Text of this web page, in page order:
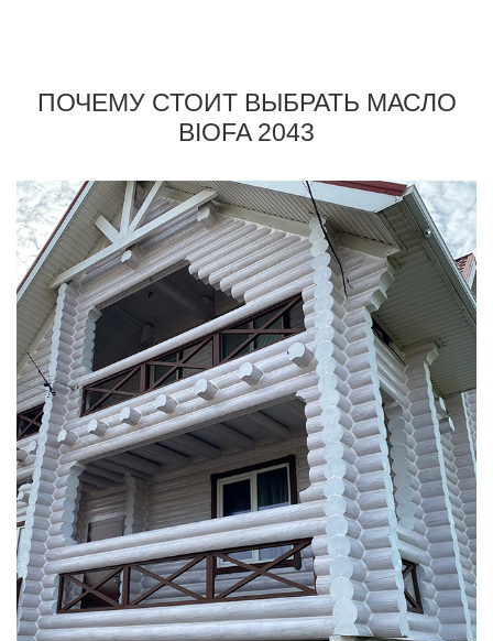
ПОЧЕМУ СТОИТ ВЫБРАТЬ МАСЛО
BIOFA 2043